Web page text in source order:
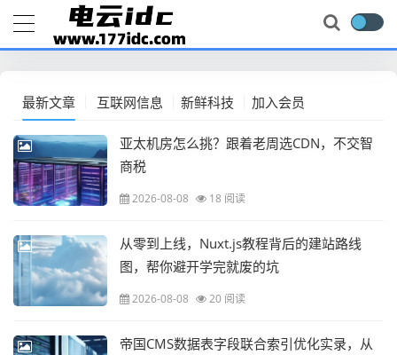
最新文章 互联网信息 新鲜科技 加入会员
亚太机房怎么挑？跟着老周选CDN，不交智
商税
2026-08-08 18 阅读
从零到上线，Nuxt.js教程背后的建站路线
图，帮你避开学完就废的坑
2026-08-08 20 阅读
帝国CMS数据表字段联合索引优化实录，从